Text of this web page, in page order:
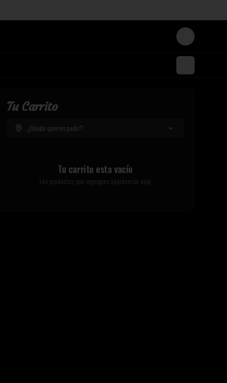
Login
Tu Carrito
¿Dónde quieres pedir?
Tu carrito esta vacío
Los productos que agregues aparecerán aquí